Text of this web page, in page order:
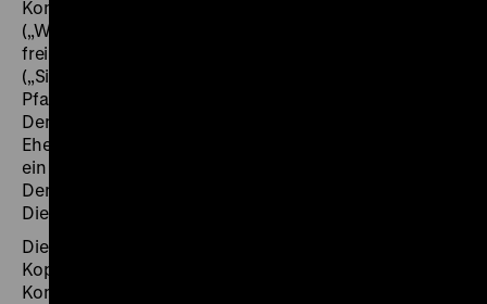
Kommentiert wurden: Das Fantrikot von Mesut Özil
(„Wer ist das Volk?“), ein Plakat von Klaus Staeck („Wie
frei ist meine Meinung?“), ein Wahlschein aus der DDR
(„Sind Wahlen demokratisch?“), eine Tüte mit
Pfandflaschen („Welche Ungleichheiten verträgt
Demokratie?“), die Krawatten des ersten schwulen
Ehepaars in Deutschland („Geht das auch anders?“),
ein Polizei-Taser („Gibt es gute Gewalt?“) und ein
Demonstrationsschild zum Kopftuch im öffentlichen
Dienst („Gleiche Rechte für alle?“).
Die meisten Besucher*innen-Kommentare gab es zum
Kopftuch-Plakat (132 Kommentare), zum Özil-Trikot (101
Kommentare) und zum Polizei-Taser (95 Kommentare).